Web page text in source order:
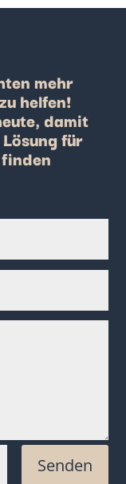
mehr
helfen!
damit
für
Senden